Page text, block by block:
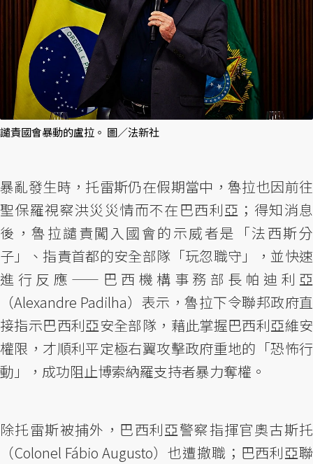
譴責國會暴動的盧拉。 圖／法新社
暴亂發生時，托雷斯仍在假期當中，魯拉也因前往
聖保羅視察洪災災情而不在巴西利亞；得知消息
後，魯拉譴責闖入國會的示威者是「法西斯分
子」、指責首都的安全部隊「玩忽職守」，並快速
進行反應——巴西機構事務部長帕迪利亞
（Alexandre Padilha）表示，魯拉下令聯邦政府直
接指示巴西利亞安全部隊，藉此掌握巴西利亞維安
權限，才順利平定極右翼攻擊政府重地的「恐怖行
動」，成功阻止博索納羅支持者暴力奪權。
除托雷斯被捕外，巴西利亞警察指揮官奧古斯托
（Colonel Fábio Augusto）也遭撤職；巴西利亞聯